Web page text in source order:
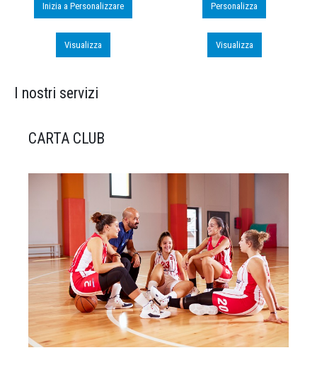
Inizia a Personalizzare
Visualizza
Personalizza
Visualizza
I nostri servizi
CARTA CLUB